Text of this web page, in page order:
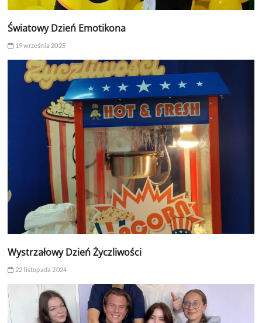
Światowy Dzień Emotikona
19 września 2025
Wystrzałowy Dzień Życzliwości
22 listopada 2024